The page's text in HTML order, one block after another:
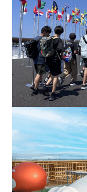
西ゲートから
パソナグループパ